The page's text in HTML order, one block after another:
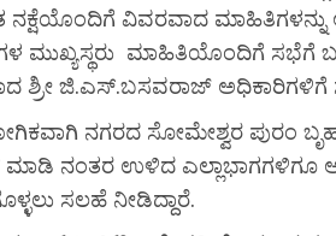
ನಕ್ಷೆಯೊಂದಿಗೆ ವಿವರವಾದ
ಮುಖ್ಯಸ್ಥರು ಮಾಹಿತಿಯೊಂದಿಗೆ ಸಭೆಗೆ
ಶ್ರೀ ಜಿ.ಎಸ್.ಬಸವರಾಜ್ ಅಧಿಕಾರಿಗಳಿಗೆ
ನಗರದ ಸೋಮೇಶ್ವರ ಪುರಂ
ನಂತರ ಉಳಿದ ಎಲ್ಲಾಭಾಗಗಳಿಗೂ
ಸಲಹೆ ನೀಡಿದ್ದಾರೆ.